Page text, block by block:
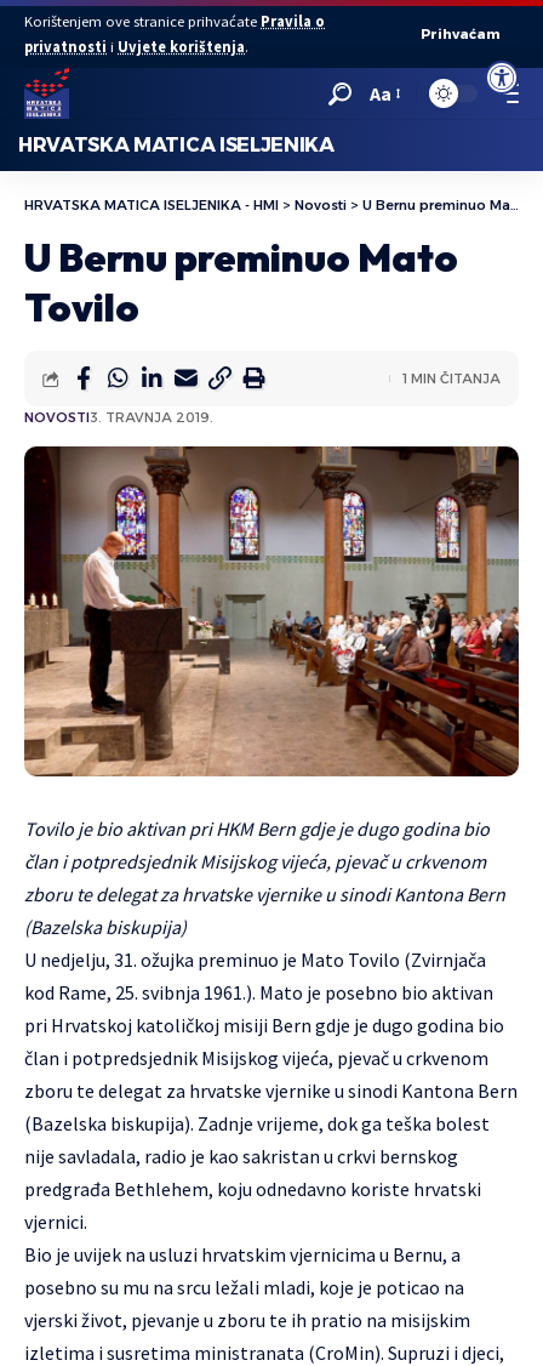
Open
Korištenjem ove stranice prihvaćate Pravila o
privatnosti i Uvjete korištenja.
Prihvaćam
Aa
HRVATSKA MATICA ISELJENIKA
HRVATSKA MATICA ISELJENIKA - HMI > Novosti > U Bernu preminuo Mato Tovilo
U Bernu preminuo Mato
Tovilo
NOVOSTI3. TRAVNJA 2019.
1 MIN ČITANJA
Tovilo je bio aktivan pri HKM Bern gdje je dugo godina bio
član i potpredsjednik Misijskog vijeća, pjevač u crkvenom
zboru te delegat za hrvatske vjernike u sinodi Kantona Bern
(Bazelska biskupija)
U nedjelju, 31. ožujka preminuo je Mato Tovilo (Zvirnjača
kod Rame, 25. svibnja 1961.). Mato je posebno bio aktivan
pri Hrvatskoj katoličkoj misiji Bern gdje je dugo godina bio
član i potpredsjednik Misijskog vijeća, pjevač u crkvenom
zboru te delegat za hrvatske vjernike u sinodi Kantona Bern
(Bazelska biskupija). Zadnje vrijeme, dok ga teška bolest
nije savladala, radio je kao sakristan u crkvi bernskog
predgrađa Bethlehem, koju odnedavno koriste hrvatski
vjernici.
Bio je uvijek na usluzi hrvatskim vjernicima u Bernu, a
posebno su mu na srcu ležali mladi, koje je poticao na
vjerski život, pjevanje u zboru te ih pratio na misijskim
izletima i susretima ministranata (CroMin). Supruzi i djeci,